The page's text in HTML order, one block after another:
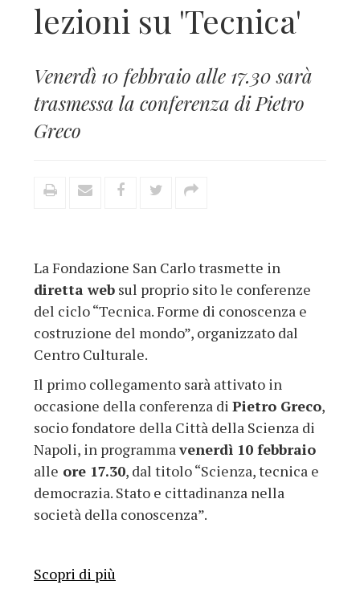
lezioni su 'Tecnica'
Venerdì 10 febbraio alle 17.30 sarà
trasmessa la conferenza di Pietro
Greco
La Fondazione San Carlo trasmette in
diretta web sul proprio sito le conferenze
del ciclo “Tecnica. Forme di conoscenza e
costruzione del mondo”, organizzato dal
Centro Culturale.
Il primo collegamento sarà attivato in
occasione della conferenza di Pietro Greco,
socio fondatore della Città della Scienza di
Napoli, in programmavenerdì 10 febbraio
alle ore 17.30, dal titolo “Scienza, tecnica e
democrazia. Stato e cittadinanza nella
società della conoscenza”.
Scopri di più